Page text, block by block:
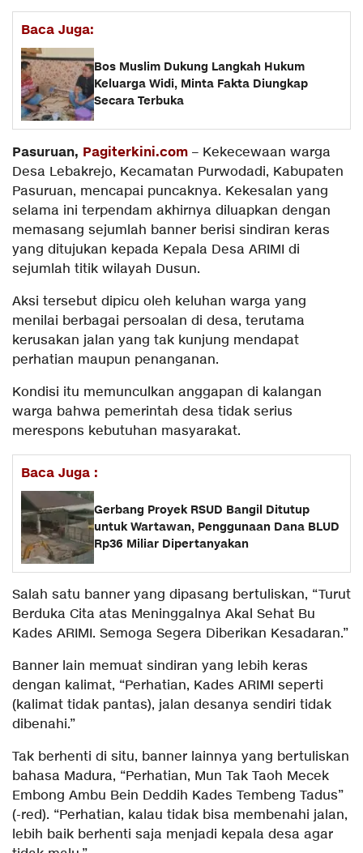
Baca Juga:
Bos Muslim Dukung Langkah Hukum
Keluarga Widi, Minta Fakta Diungkap
Secara Terbuka
Pasuruan, Pagiterkini.com – Kekecewaan warga
Desa Lebakrejo, Kecamatan Purwodadi, Kabupaten
Pasuruan, mencapai puncaknya. Kekesalan yang
selama ini terpendam akhirnya diluapkan dengan
memasang sejumlah banner berisi sindiran keras
yang ditujukan kepada Kepala Desa ARIMI di
sejumlah titik wilayah Dusun.
Aksi tersebut dipicu oleh keluhan warga yang
menilai berbagai persoalan di desa, terutama
kerusakan jalan yang tak kunjung mendapat
perhatian maupun penanganan.
Kondisi itu memunculkan anggapan di kalangan
warga bahwa pemerintah desa tidak serius
merespons kebutuhan masyarakat.
Baca Juga :
Gerbang Proyek RSUD Bangil Ditutup
untuk Wartawan, Penggunaan Dana BLUD
Rp36 Miliar Dipertanyakan
Salah satu banner yang dipasang bertuliskan, “Turut
Berduka Cita atas Meninggalnya Akal Sehat Bu
Kades ARIMI. Semoga Segera Diberikan Kesadaran.”
Banner lain memuat sindiran yang lebih keras
dengan kalimat, “Perhatian, Kades ARIMI seperti
(kalimat tidak pantas), jalan desanya sendiri tidak
dibenahi.”
Tak berhenti di situ, banner lainnya yang bertuliskan
bahasa Madura, “Perhatian, Mun Tak Taoh Mecek
Embong Ambu Bein Deddih Kades Tembeng Tadus”
(-red). “Perhatian, kalau tidak bisa membenahi jalan,
lebih baik berhenti saja menjadi kepala desa agar